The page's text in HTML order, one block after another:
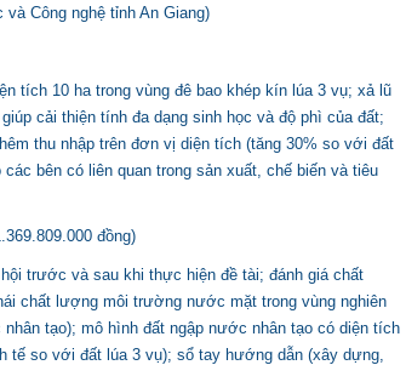
Công nghệ tỉnh An Giang)
tích 10 ha trong vùng đê bao khép kín lúa 3 vụ; xả lũ
cải thiện tính đa dạng sinh học và độ phì của đất;
thu nhập trên đơn vị diện tích (tăng 30% so với đất
bên có liên quan trong sản xuất, chế biến và tiêu
đồng)
trước và sau khi thực hiện đề tài; đánh giá chất
chất lượng môi trường nước mặt trong vùng nghiên
tạo); mô hình đất ngập nước nhân tạo có diện tích
tế so với đất lúa 3 vụ); sổ tay hướng dẫn (xây dựng,